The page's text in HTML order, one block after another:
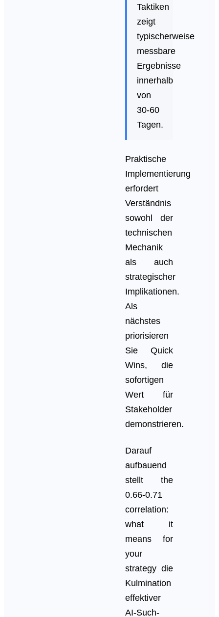
Taktiken
zeigt
typischerweise
messbare
Ergebnisse
innerhalb
von
30-60
Tagen.
Praktische
Implementierung
erfordert
Verständnis
sowohl der
technischen
Mechanik
als auch
strategischer
Implikationen.
Als
nächstes
priorisieren
Sie Quick
Wins, die
sofortigen
Wert für
Stakeholder
demonstrieren.
Darauf
aufbauend
stellt the
0.66-0.71
correlation:
what it
means for
your
strategy die
Kulmination
effektiver
AI-Such-